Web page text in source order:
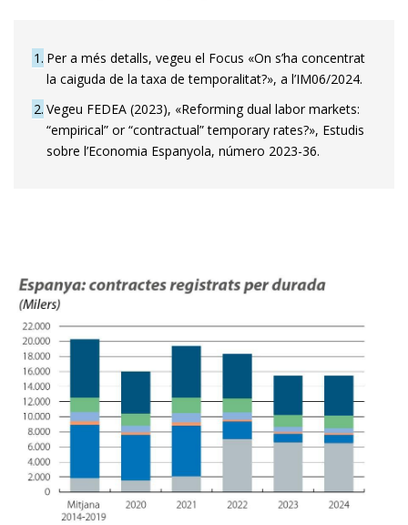
1 Per a més detalls, vegeu el Focus «On s’ha concentrat
la caiguda de la taxa de temporalitat?», a l’IM06/2024.
2 Vegeu FEDEA (2023), «Reforming dual labor markets:
“empirical” or “contractual” temporary rates?», Estudis
sobre l’Economia Espanyola, número 2023-36.